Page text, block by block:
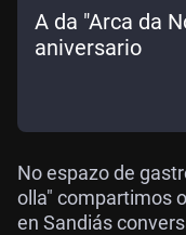
A da "Arca da
aniversario
No espazo de
olla" compartimos
en Sandiás